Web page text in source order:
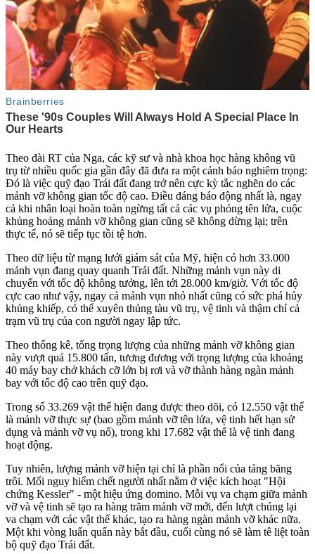
Theo đài RT của Nga, các kỹ sư và nhà khoa học hàng không vũ
trụ từ nhiều quốc gia gần đây đã đưa ra một cảnh báo nghiêm trọng:
Đó là việc quỹ đạo Trái đất đang trở nên cực kỳ tắc nghẽn do các
mảnh vỡ không gian tốc độ cao. Điều đáng báo động nhất là, ngay
cả khi nhân loại hoàn toàn ngừng tất cả các vụ phóng tên lửa, cuộc
khủng hoảng mảnh vỡ không gian cũng sẽ không dừng lại; trên
thực tế, nó sẽ tiếp tục tồi tệ hơn.
Theo dữ liệu từ mạng lưới giám sát của Mỹ, hiện có hơn 33.000
mảnh vụn đang quay quanh Trái đất. Những mảnh vụn này di
chuyển với tốc độ không tưởng, lên tới 28.000 km/giờ. Với tốc độ
cực cao như vậy, ngay cả mảnh vụn nhỏ nhất cũng có sức phá hủy
khủng khiếp, có thể xuyên thủng tàu vũ trụ, vệ tinh và thậm chí cả
trạm vũ trụ của con người ngay lập tức.
Theo thống kê, tổng trọng lượng của những mảnh vỡ không gian
này vượt quá 15.800 tấn, tương đương với trọng lượng của khoảng
40 máy bay chở khách cỡ lớn bị rơi và vỡ thành hàng ngàn mảnh
bay với tốc độ cao trên quỹ đạo.
Trong số 33.269 vật thể hiện đang được theo dõi, có 12.550 vật thể
là mảnh vỡ thực sự (bao gồm mảnh vỡ tên lửa, vệ tinh hết hạn sử
dụng và mảnh vỡ vụ nổ), trong khi 17.682 vật thể là vệ tinh đang
hoạt động.
Tuy nhiên, lượng mảnh vỡ hiện tại chỉ là phần nổi của tảng băng
trôi. Mối nguy hiểm chết người nhất nằm ở việc kích hoạt "Hội
chứng Kessler" - một hiệu ứng domino. Mỗi vụ va chạm giữa mảnh
vỡ và vệ tinh sẽ tạo ra hàng trăm mảnh vỡ mới, đến lượt chúng lại
va chạm với các vật thể khác, tạo ra hàng ngàn mảnh vỡ khác nữa.
Một khi vòng luẩn quẩn này bắt đầu, cuối cùng nó sẽ làm tê liệt toàn
bộ quỹ đạo Trái đất.